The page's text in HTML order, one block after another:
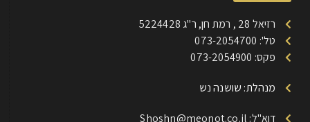
רזיאל 28 , רמת חן, ר"ג 5224428
טל': 073-2054700
פקס: 073-2054900
מנהלת: שושנה נש
דוא"ל: Shoshn@meonot.co.il